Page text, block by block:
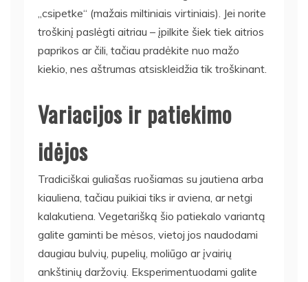
„csipetke“ (mažais miltiniais virtiniais). Jei norite
troškinį paslėgti aitriau – įpilkite šiek tiek aitrios
paprikos ar čili, tačiau pradėkite nuo mažo
kiekio, nes aštrumas atsiskleidžia tik troškinant.
Variacijos ir patiekimo
idėjos
Tradiciškai guliašas ruošiamas su jautiena arba
kiauliena, tačiau puikiai tiks ir aviena, ar netgi
kalakutiena. Vegetarišką šio patiekalo variantą
galite gaminti be mėsos, vietoj jos naudodami
daugiau bulvių, pupelių, moliūgo ar įvairių
ankštinių daržovių. Eksperimentuodami galite